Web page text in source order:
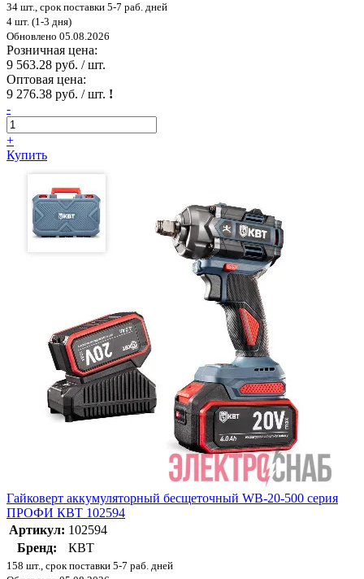
34 шт., срок поставки 5-7 раб. дней
4 шт. (1-3 дня)
Обновлено 05.08.2026
Розничная цена:
9 563.28 руб. / шт.
Оптовая цена:
9 276.38 руб. / шт. !
-
+
Купить
Гайковерт аккумуляторный бесщеточный WB-20-500 серия
ПРОФИ КВТ 102594
Артикул: 102594
Бренд:
КВТ
158 шт., срок поставки 5-7 раб. дней